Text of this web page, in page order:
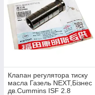
Клапан регулятора тиску
масла Газель NEXT,Бізнес
дв.Cummins ISF 2.8